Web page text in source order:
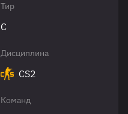
Тир
C
Дисциплина
CS2
Команд